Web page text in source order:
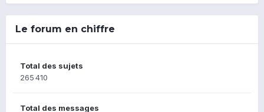
Le forum en chiffre
Total des sujets
265 410
Total des messages